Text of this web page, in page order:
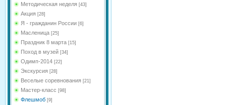
Методическая неделя [43]
Акция [28]
Я - гражданин России [6]
Масленица [25]
Праздник 8 марта [15]
Поход в музей [34]
Одимп-2014 [22]
Экскурсия [28]
Веселые соревнования [21]
Мастер-класс [98]
Флешмоб [9]